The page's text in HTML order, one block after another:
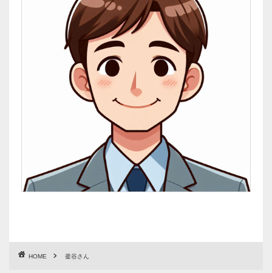
HOME 釜谷さん